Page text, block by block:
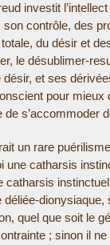
investit
son contrôle, des
du désir et
le désublimer-
désir, et ses
pour
s’accommoder
un rare
catharsis
catharsis
quel que soit le
; sinon il